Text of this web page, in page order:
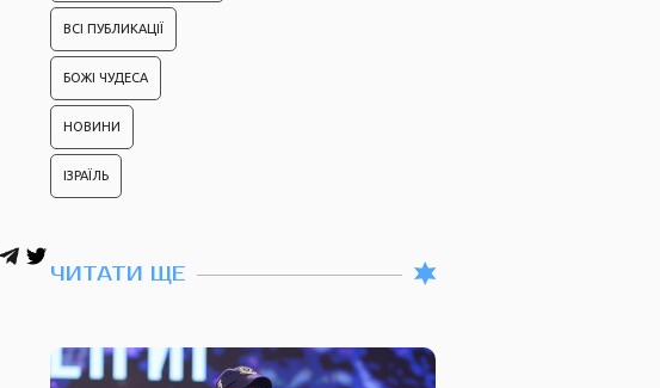
ВСІ ПУБЛИКАЦІЇ
БОЖІ ЧУДЕСА
НОВИНИ
ІЗРАЇЛЬ
ЧИТАТИ ЩЕ